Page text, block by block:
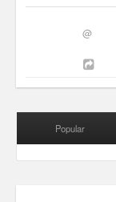
Vorsprung
Personal
@
Popular